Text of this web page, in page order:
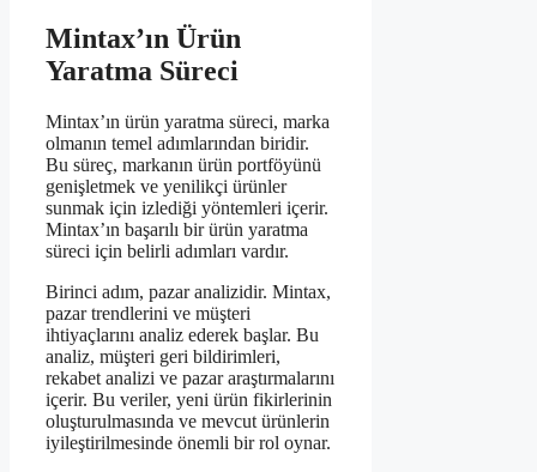
Mintax’ın Ürün
Yaratma Süreci
Mintax’ın ürün yaratma süreci, marka
olmanın temel adımlarından biridir.
Bu süreç, markanın ürün portföyünü
genişletmek ve yenilikçi ürünler
sunmak için izlediği yöntemleri içerir.
Mintax’ın başarılı bir ürün yaratma
süreci için belirli adımları vardır.
Birinci adım, pazar analizidir. Mintax,
pazar trendlerini ve müşteri
ihtiyaçlarını analiz ederek başlar. Bu
analiz, müşteri geri bildirimleri,
rekabet analizi ve pazar araştırmalarını
içerir. Bu veriler, yeni ürün fikirlerinin
oluşturulmasında ve mevcut ürünlerin
iyileştirilmesinde önemli bir rol oynar.